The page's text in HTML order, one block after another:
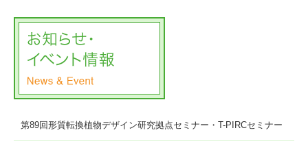
第89回形質転換植物デザイン研究拠点セミナー・T-PIRCセミナー